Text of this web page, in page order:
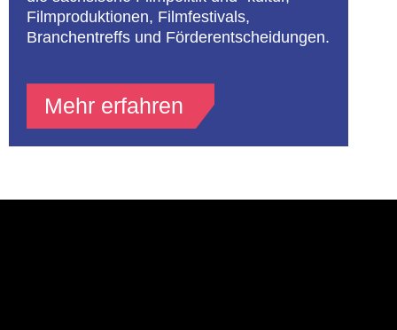
Filmproduktionen, Filmfestivals,
Branchentreffs und Förderentscheidungen.
Mehr erfahren